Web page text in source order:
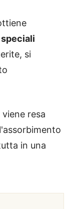
speciali
si
resa
in una